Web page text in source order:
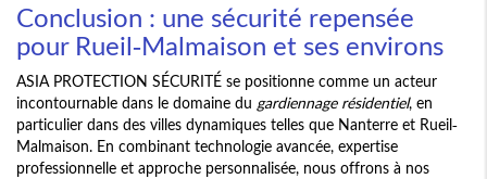
Conclusion : une sécurité repensée
pour Rueil-Malmaison et ses environs
ASIA PROTECTION SÉCURITÉ se positionne comme un acteur
incontournable dans le domaine du gardiennage résidentiel, en
particulier dans des villes dynamiques telles que Nanterre et Rueil-
Malmaison. En combinant technologie avancée, expertise
professionnelle et approche personnalisée, nous offrons à nos